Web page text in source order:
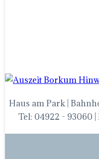
Haus am Park |
Tel: 04922 - 93060 |